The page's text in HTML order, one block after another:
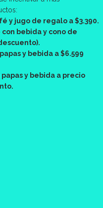
y jugo de regalo a $3.390.
con bebida y cono de
y bebida a $6.599
papas y bebida a precio